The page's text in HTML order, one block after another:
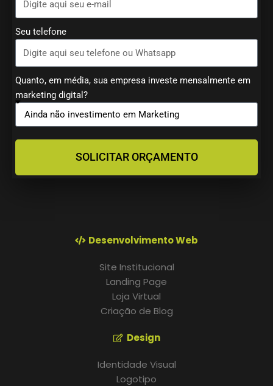
Seu telefone
Quanto, em média, sua empresa investe mensalmente em
marketing digital?
SOLICITAR ORÇAMENTO
Desenvolvimento Web
Site Institucional
Landing Page
Loja Virtual
Criação de Blog
Design
Identidade Visual
Logotipo